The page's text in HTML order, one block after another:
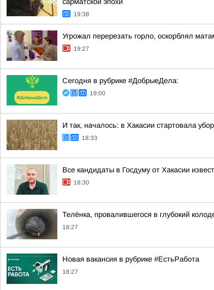
19:38
Угрожал перерезать горло, оскорблял
19:27
Сегодня в рубрике #ДобрыеДела:
19:00
И так, началось: в Хакасии стартовала
18:33
Все кандидаты в Госдуму от Хакасии
18:30
Телёнка, провалившегося в глубокий
18:27
Новая вакансия в рубрике #ЕстьРабота
18:27